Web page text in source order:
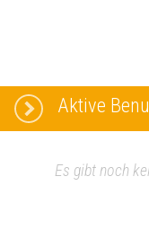
Aktive
Es gibt noch